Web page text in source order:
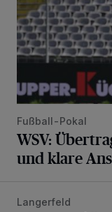
Fußball-Pokal
WSV:
und klare
Schwerer Unfall
Langerfeld